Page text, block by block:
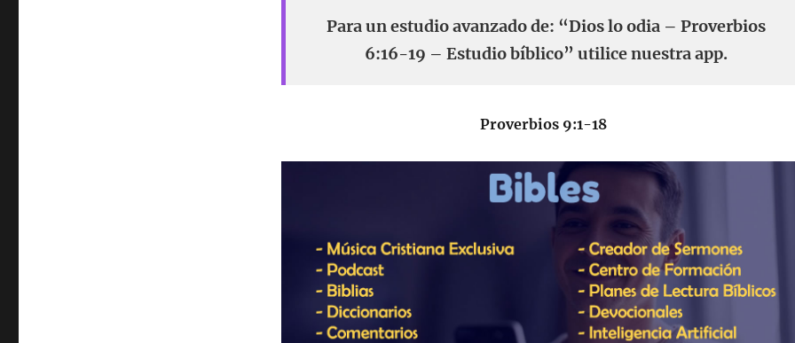
Para un estudio avanzado de: “Dios lo odia – Proverbios
6:16-19 – Estudio bíblico” utilice nuestra app.
Proverbios 9:1-18